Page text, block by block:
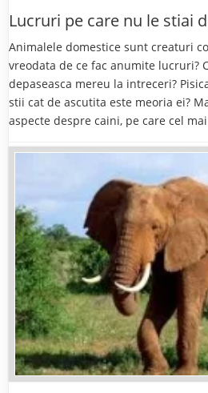
Lucruri pe care nu le stiai
Animalele domestice sunt creaturi
vreodata de ce fac anumite lucruri?
depaseasca mereu la intreceri?
stii cat de ascutita este meoria ei?
aspecte despre caini, pe care cel